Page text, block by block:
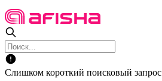
Слишком короткий поисковый запрос